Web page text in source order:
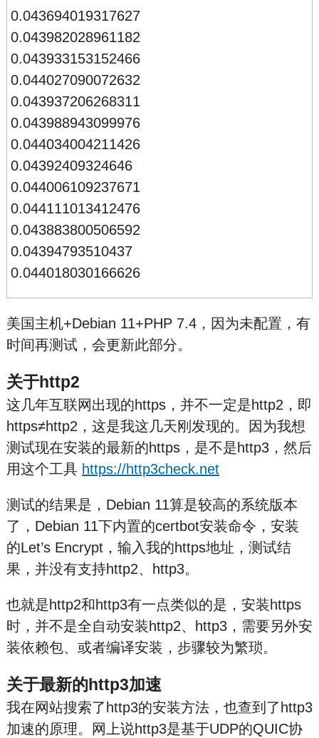
0.043694019317627
0.043982028961182
0.043933153152466
0.044027090072632
0.043937206268311
0.043988943099976
0.044034004211426
0.04392409324646
0.044006109237671
0.044111013412476
0.043883800506592
0.04394793510437
0.044018030166626
美国主机+Debian 11+PHP 7.4，因为未配置，有
时间再测试，会更新此部分。
关于http2
这几年互联网出现的https，并不一定是http2，即
https≠http2，这是我这几天刚发现的。因为我想
测试现在安装的最新的https，是不是http3，然后
用这个工具 https://http3check.net
测试的结果是，Debian 11算是较高的系统版本
了，Debian 11下内置的certbot安装命令，安装
的Let’s Encrypt，输入我的https地址，测试结
果，并没有支持http2、http3。
也就是http2和http3有一点类似的是，安装https
时，并不是全自动安装http2、http3，需要另外安
装依赖包、或者编译安装，步骤较为繁琐。
关于最新的http3加速
我在网站搜索了http3的安装方法，也查到了http3
加速的原理。网上说http3是基于UDP的QUIC协